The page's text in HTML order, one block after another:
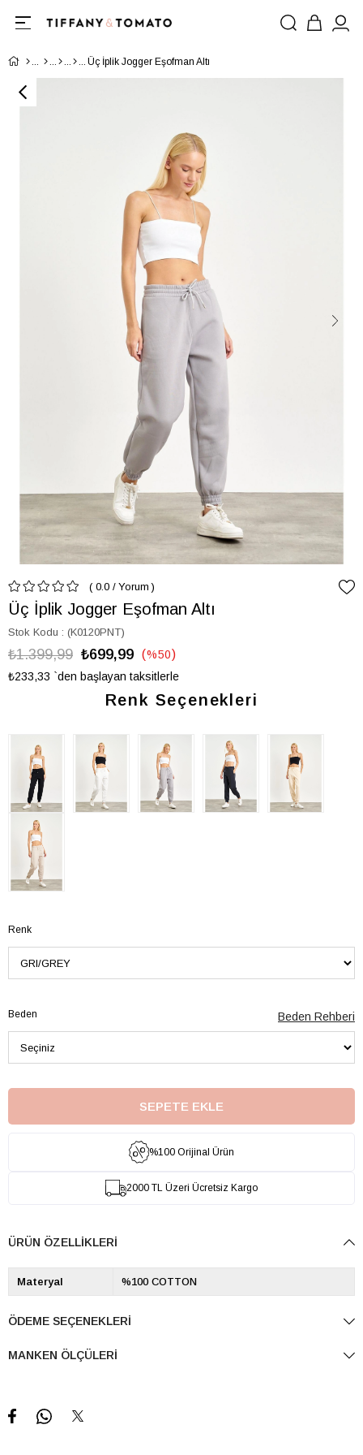
Üç İplik Jogger Eşofman Altı
0.0 / Yorum
Üç İplik Jogger Eşofman Altı
Stok Kodu (K0120PNT)
₺1.399,99 ₺699,99 %50
İndirim
₺233,33 `den başlayan taksitlerle
Renk Seçenekleri
Renk
Beden Beden Rehberi
%100 Orijinal Ürün
2000 TL Üzeri Ücretsiz Kargo
ÜRÜN ÖZELLIKLERI
Materyal %100 COTTON
ÖDEME SEÇENEKLERI
MANKEN ÖLÇÜLERI